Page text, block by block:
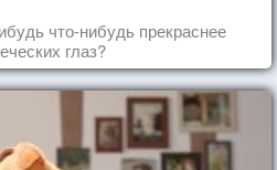
что-нибудь прекраснее
глаз?